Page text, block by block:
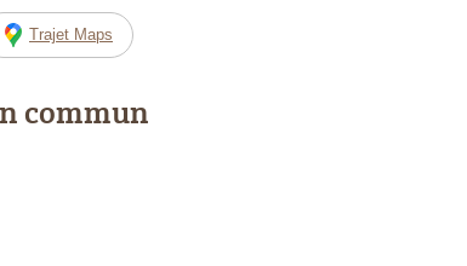
Trajet Maps
commun